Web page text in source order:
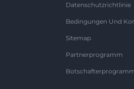
Datenschutzrichtlinie
Bedingungen Und
Sitemap
Partnerprogramm